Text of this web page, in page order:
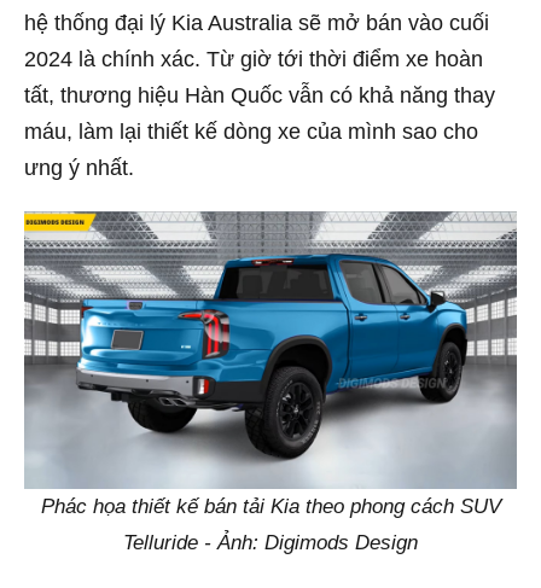
hệ thống đại lý Kia Australia sẽ mở bán vào cuối
2024 là chính xác. Từ giờ tới thời điểm xe hoàn
tất, thương hiệu Hàn Quốc vẫn có khả năng thay
máu, làm lại thiết kế dòng xe của mình sao cho
ưng ý nhất.
Phác họa thiết kế bán tải Kia theo phong cách SUV
Telluride - Ảnh: Digimods Design